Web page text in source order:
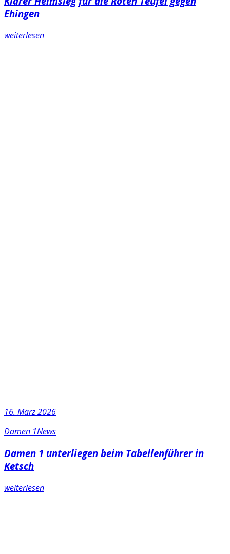
Ehingen
weiterlesen
16. März 2026
Damen 1News
Damen 1 unterliegen beim Tabellenführer in
Ketsch
weiterlesen